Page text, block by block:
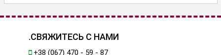
.СВЯЖИТЕСЬ С НАМИ
+38 (067) 470 - 59 - 87